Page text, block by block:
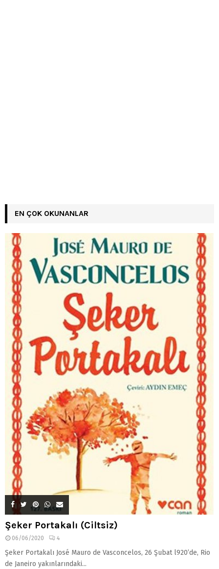
EN ÇOK OKUNANLAR
Şeker Portakalı (Ciltsiz)
06/06/2020 4
Şeker Portakalı José Mauro de Vasconcelos, 26 Şubat l920’de, Rio
de Janeiro yakınlarındaki...